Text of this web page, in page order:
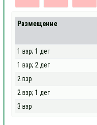
Размещение
1 взр; 1 дет
1 взр; 2 дет
2 взр
2 взр; 1 дет
3 взр